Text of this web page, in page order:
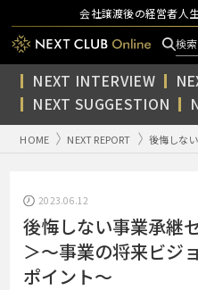
会社譲渡後の経営者人
NEXT INTERVIEW
NEXT SUGGESTION
HOME NEXT REPORT 後悔しな
2023.06.12
後悔しない事業承継
＞～事業の将来ビジ
ポイント～